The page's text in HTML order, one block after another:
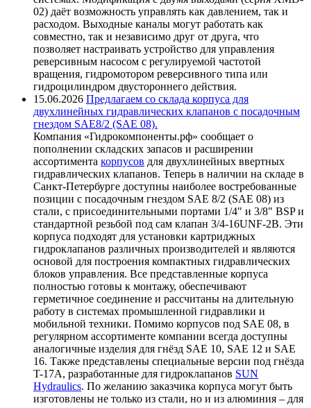
02) даёт возможность управлять как давлением, так и
расходом. Выходные каналы могут работать как
совместно, так и независимо друг от друга, что
позволяет настраивать устройство для управления
реверсивным насосом с регулируемой частотой
вращения, гидромотором реверсивного типа или
гидроцилиндром двустороннего действия.
15.06.2026 Предлагаем со склада корпуса для
двухлинейных гидравлических клапанов с посадочным
гнездом SAE8/2 (SAE 08).
Компания «Гидрокомпоненты.рф» сообщает о
пополнении складских запасов и расширении
ассортимента корпусов для двухлинейных ввертных
гидравлических клапанов. Теперь в наличии на складе в
Санкт-Петербурге доступны наиболее востребованные
позиции с посадочным гнездом SAE 8/2 (SAE 08) из
стали, с присоединительными портами 1/4" и 3/8" BSP и
стандартной резьбой под сам клапан 3/4-16UNF-2B. Эти
корпуса подходят для установки картриджных
гидроклапанов различных производителей и являются
основой для построения компактных гидравлических
блоков управления. Все представленные корпуса
полностью готовы к монтажу, обеспечивают
герметичное соединение и рассчитаны на длительную
работу в системах промышленной гидравлики и
мобильной техники. Помимо корпусов под SAE 08, в
регулярном ассортименте компании всегда доступны
аналогичные изделия для гнёзд SAE 10, SAE 12 и SAE
16. Также представлены специальные версии под гнёзда
T-17A, разработанные для гидроклапанов SUN
Hydraulics. По желанию заказчика корпуса могут быть
изготовлены не только из стали, но и из алюминия – для